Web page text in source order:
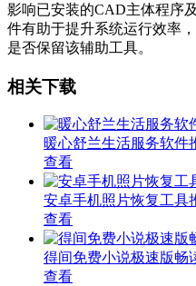
影响已安装的CAD主体程序
件有助于提升系统运行效率
是否保留该辅助工具。
相关下载
暖心舒兰生活服务软件
查看
安卓手机照片恢复工具
查看
得间免费小说极速版畅
查看